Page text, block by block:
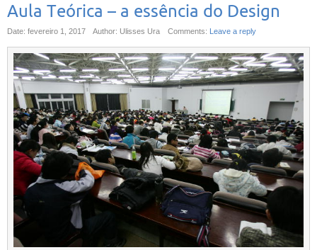
Aula Teórica – a essência do Design
Date: fevereiro 1, 2017 Author: Ulisses Ura Comments: Leave a reply